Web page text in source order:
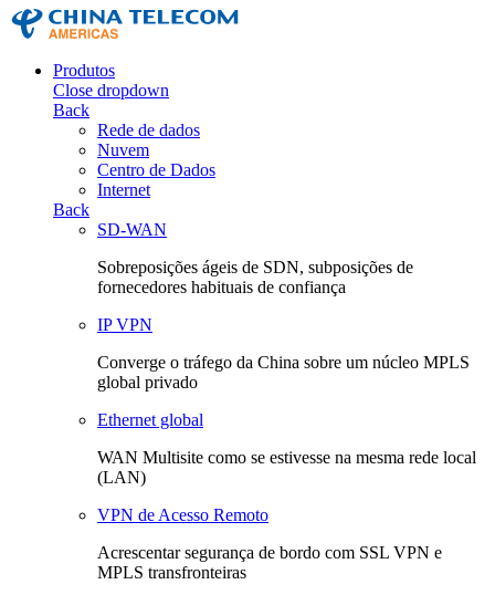
Produtos
Close dropdown
Back
Rede de dados
Nuvem
Centro de Dados
Internet
Back
SD-WAN
Sobreposições ágeis de SDN, subposições de
fornecedores habituais de confiança
IP VPN
Converge o tráfego da China sobre um núcleo MPLS
global privado
Ethernet global
WAN Multisite como se estivesse na mesma rede local
(LAN)
VPN de Acesso Remoto
Acrescentar segurança de bordo com SSL VPN e
MPLS transfronteiras